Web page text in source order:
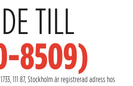
TILL
8509)
111 87, Stockholm är registrerad adress hos